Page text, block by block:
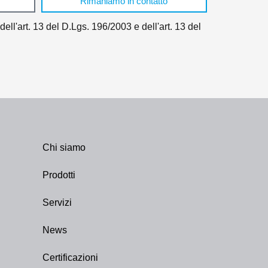
13 del D.Lgs. 196/2003 e dell'art. 13 del
Chi siamo
Prodotti
Servizi
News
Certificazioni